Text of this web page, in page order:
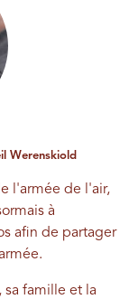
Werenskiold
l'armée de l'air,
à
afin de partager
sa famille et la